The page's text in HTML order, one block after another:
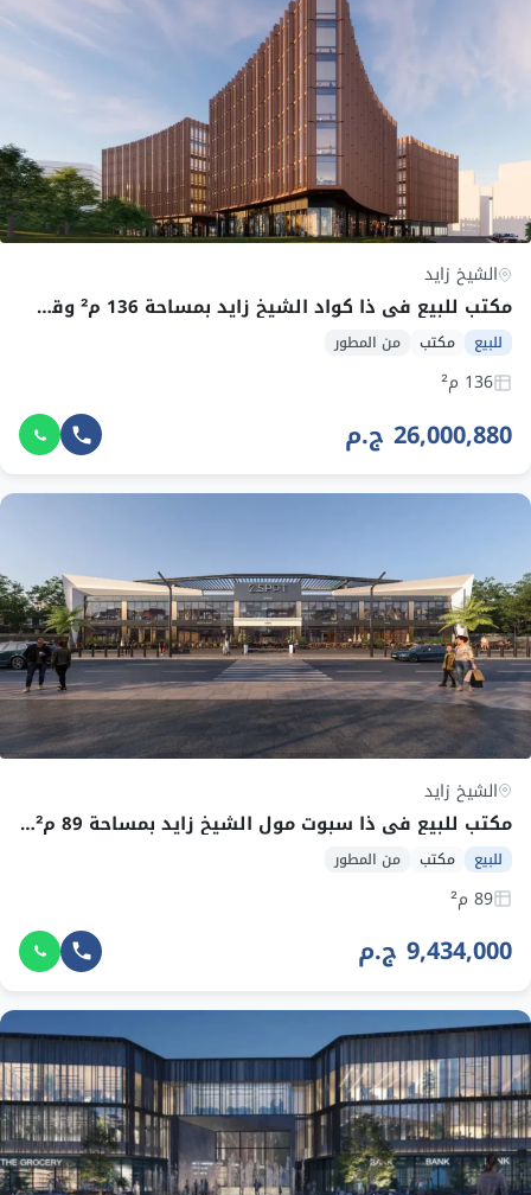
الشيخ زايد
مكتب للبيع في ذا كواد الشيخ زايد بمساحة 136 م² وقسط 306,955 ج.م
للبيع مكتب من المطور
136 م²
26,000,880 ج.م
الشيخ زايد
مكتب للبيع في ذا سبوت مول الشيخ زايد بمساحة 89 م² وقسط 147,406 ج.م
للبيع مكتب من المطور
89 م²
9,434,000 ج.م